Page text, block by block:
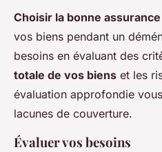
Choisir la bonne assurance
vos biens pendant un
besoins en évaluant des
totale de vos biens et les
évaluation approfondie
lacunes de couverture.
Évaluer vos besoins